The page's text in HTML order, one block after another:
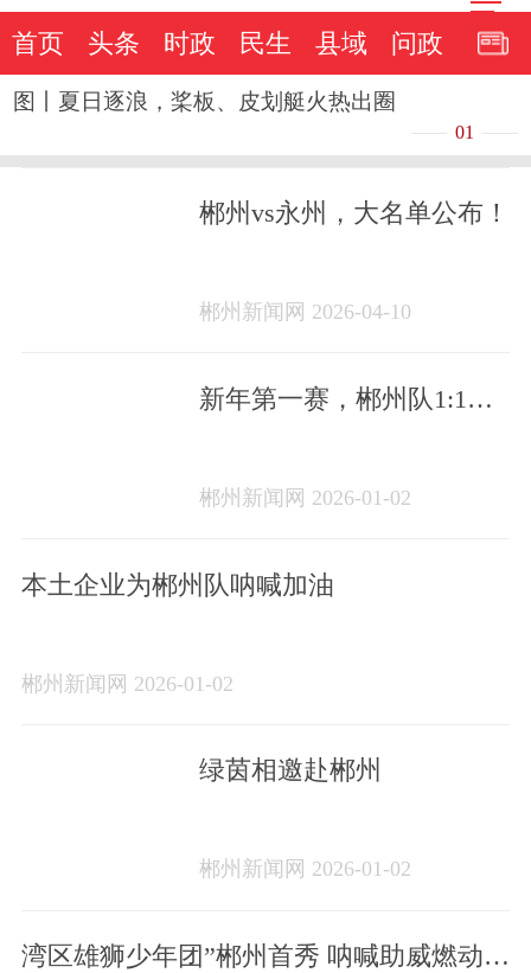
首页 头条 时政 民生 县域 问政
图丨夏日逐浪，桨板、皮划艇火热出圈
01
郴州vs永州，大名单公布！
郴州新闻网 2026-04-10
新年第一赛，郴州队1:1战
郴州新闻网 2026-01-02
本土企业为郴州队呐喊加油
郴州新闻网 2026-01-02
绿茵相邀赴郴州
郴州新闻网 2026-01-02
湾区雄狮少年团”郴州首秀 呐喊助威燃动绿